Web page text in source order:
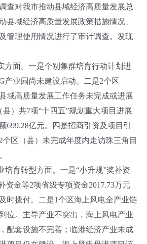
对我市推动县域经济高质量发展总
县域经济高质量发展政策措施情况、
管理使用情况进行了审计调查。发现
面。一是个别集群培育行动计划进
产业园尚未建设启动。二是2个区
域高质量发展工作任务未完成或进展
）共7项“十四五”规划重大项目进展
699.28亿元。四是招商引资及项目引
区（县）未完成年度内走访珠三角目
育转型方面。一是“小升规”奖补资
资金等2项省级专项资金2017.73万元
时拨付。二是1个区海上风电全产业链
位。主导产业不突出，海上风电产业
配套设施不完善；临港经济产业未成